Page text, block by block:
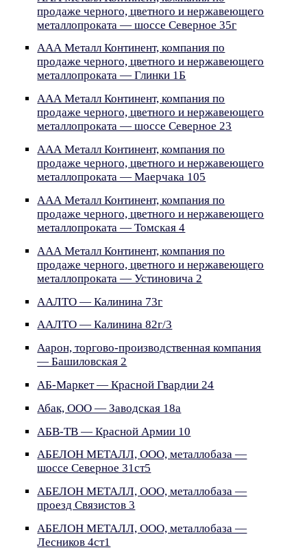
продаже черного, цветного и нержавеющего
металлопроката — шоссе Северное 35г
ААА Металл Континент, компания по
продаже черного, цветного и нержавеющего
металлопроката — Глинки 1Б
ААА Металл Континент, компания по
продаже черного, цветного и нержавеющего
металлопроката — шоссе Северное 23
ААА Металл Континент, компания по
продаже черного, цветного и нержавеющего
металлопроката — Маерчака 105
ААА Металл Континент, компания по
продаже черного, цветного и нержавеющего
металлопроката — Томская 4
ААА Металл Континент, компания по
продаже черного, цветного и нержавеющего
металлопроката — Устиновича 2
ААЛТО — Калинина 73г
ААЛТО — Калинина 82г/3
Аарон, торгово-производственная компания
— Башиловская 2
АБ-Маркет — Красной Гвардии 24
Абак, ООО — Заводская 18а
АБВ-ТВ — Красной Армии 10
АБЕЛОН МЕТАЛЛ, ООО, металлобаза —
шоссе Северное 31ст5
АБЕЛОН МЕТАЛЛ, ООО, металлобаза —
проезд Связистов 3
АБЕЛОН МЕТАЛЛ, ООО, металлобаза —
Лесников 4ст1